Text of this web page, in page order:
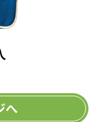
へ